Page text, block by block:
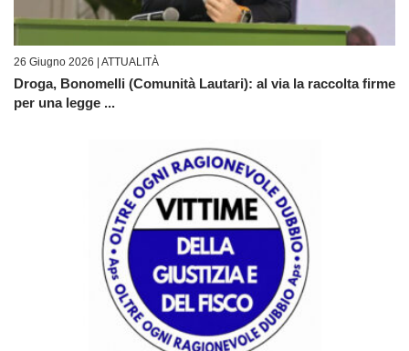
26 Giugno 2026 | ATTUALITÀ
Droga, Bonomelli (Comunità Lautari): al via la raccolta firme
per una legge ...